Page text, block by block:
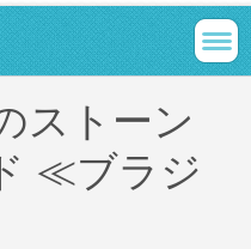
ストーン
≪ブラジ